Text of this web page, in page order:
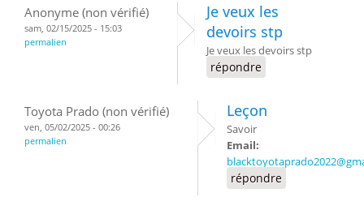
Anonyme (non vérifié)
sam, 02/15/2025 - 15:03
permalien
Je veux les
devoirs stp
Je veux les devoirs stp
répondre
Toyota Prado (non vérifié)
ven, 05/02/2025 - 00:26
permalien
Leçon
Savoir
Email:
répondre